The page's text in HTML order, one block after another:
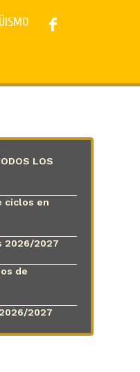
LOS
ciclos en
2026/2027
de
2027